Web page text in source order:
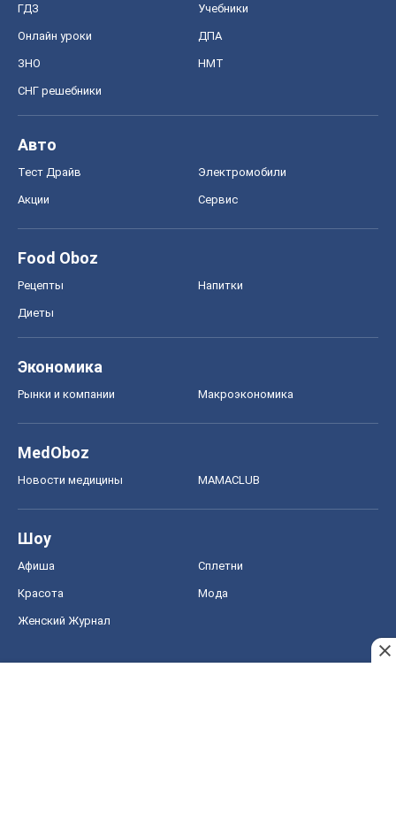
ГДЗ Учебники
Онлайн уроки ДПА
ЗНО НМТ
СНГ решебники
Авто
Тест Драйв Электромобили
Акции Сервис
Food Oboz
Рецепты Напитки
Диеты
Экономика
Рынки и компании Mакроэкономика
MedOboz
Новости медицины MAMACLUB
Шоу
Афиша Сплетни
Красота Мода
Женский Журнал